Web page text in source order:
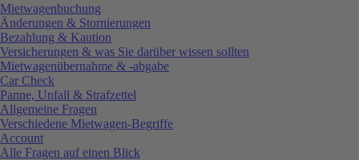
Mietwagenbuchung
Änderungen & Stornierungen
Bezahlung & Kaution
Versicherungen & was Sie darüber wissen sollten
Mietwagenübernahme & -abgabe
Car Check
Panne, Unfall & Strafzettel
Allgemeine Fragen
Verschiedene Mietwagen-Begriffe
Account
Alle Fragen auf einen Blick